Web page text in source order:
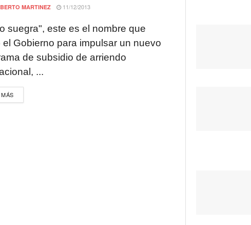
MARTINEZ 11/12/2013
suegra", este es el nombre que
el Gobierno para impulsar un nuevo
de subsidio de arriendo
...